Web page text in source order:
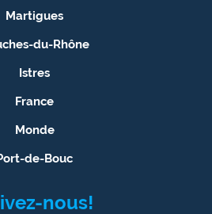
Martigues
du-Rhône
Istres
France
Monde
de-Bouc
nous!